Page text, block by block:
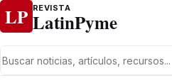
Ir al contenido
LP REVISTA
LatinPyme